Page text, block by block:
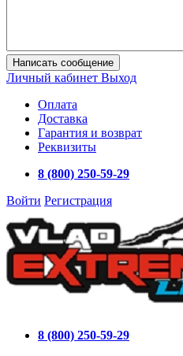
Написать сообщение
Личный кабинет Выход
Оплата
Доставка
Гарантия и возврат
Реквизиты
8 (800) 250-59-29
Войти Регистрация
8 (800) 250-59-29